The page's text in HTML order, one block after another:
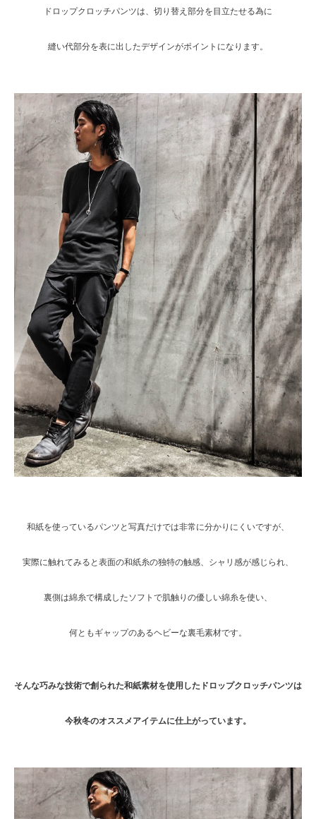
ドロップクロッチパンツは、切り替え部分を目立たせる為に
縫い代部分を表に出したデザインがポイントになります。
和紙を使っているパンツと写真だけでは非常に分かりにくいですが、
実際に触れてみると表面の和紙糸の独特の触感、シャリ感が感じられ、
裏側は綿糸で構成したソフトで肌触りの優しい綿糸を使い、
何ともギャップのあるヘビーな裏毛素材です。
そんな巧みな技術で創られた和紙素材を使用したドロップクロッチパンツは
今秋冬のオススメアイテムに仕上がっています。